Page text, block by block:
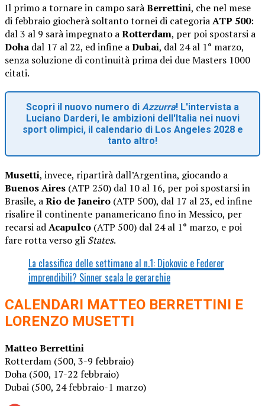
Il primo a tornare in campo saràBerrettini, che nel mese
di febbraio giocherà soltanto tornei di categoriaATP 500:
dal 3 al 9 sarà impegnato aRotterdam, per poi spostarsi a
Doha dal 17 al 22, ed infine aDubai, dal 24 al 1° marzo,
senza soluzione di continuità prima dei due Masters 1000
citati.
Scopri il nuovo numero di Azzurra! L'intervista a
Luciano Darderi, le ambizioni dell'Italia nei nuovi
sport olimpici, il calendario di Los Angeles 2028 e
tanto altro!
Musetti, invece, ripartirà dall’Argentina, giocando a
Buenos Aires (ATP 250) dal 10 al 16, per poi spostarsi in
Brasile, aRio de Janeiro (ATP 500), dal 17 al 23, ed infine
risalire il continente panamericano fino in Messico, per
recarsi adAcapulco (ATP 500) dal 24 al 1° marzo, e poi
fare rotta verso gli States.
La classifica delle settimane al n.1: Djokovic e Federer
imprendibili? Sinner scala le gerarchie
CALENDARI MATTEO BERRETTINI E
LORENZO MUSETTI
Matteo Berrettini
Rotterdam (500, 3-9 febbraio)
Doha (500, 17-22 febbraio)
Dubai (500, 24 febbraio-1 marzo)